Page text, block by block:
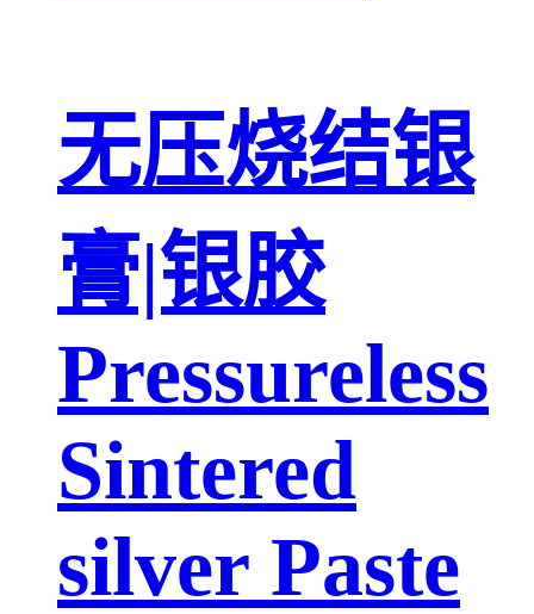
无压烧结银
膏|银胶
Pressureless
Sintered
silver Paste